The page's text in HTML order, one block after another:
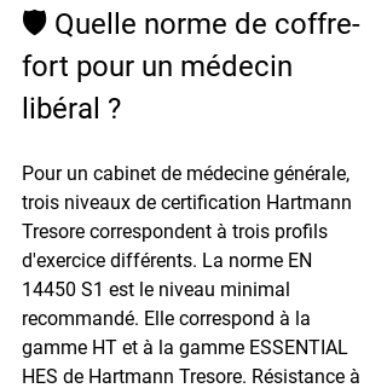
🛡️ Quelle norme de coffre-
fort pour un médecin
libéral ?
Pour un cabinet de médecine générale,
trois niveaux de certification Hartmann
Tresore correspondent à trois profils
d'exercice différents. La norme EN
14450 S1 est le niveau minimal
recommandé. Elle correspond à la
gamme HT et à la gamme ESSENTIAL
HES de Hartmann Tresore. Résistance à